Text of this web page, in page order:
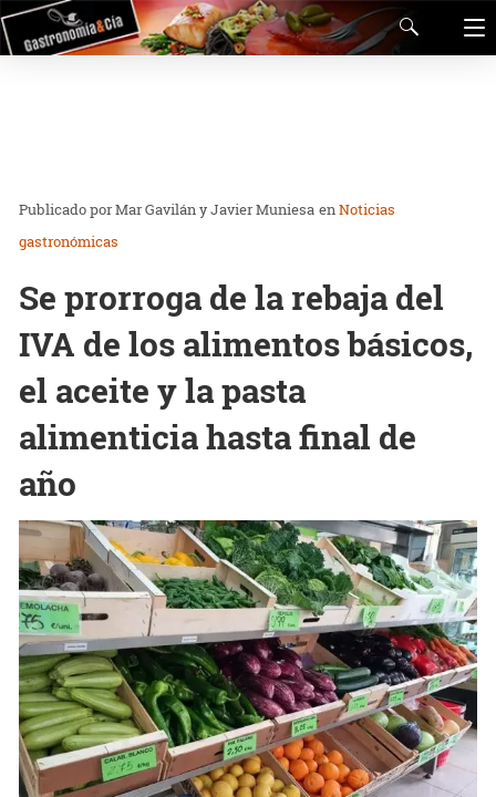
Mar Gavilán y Javier Muniesa enNoticias
gastronómicas
Se prorroga de la rebaja del
IVA de los alimentos básicos,
el aceite y la pasta
alimenticia hasta final de
año